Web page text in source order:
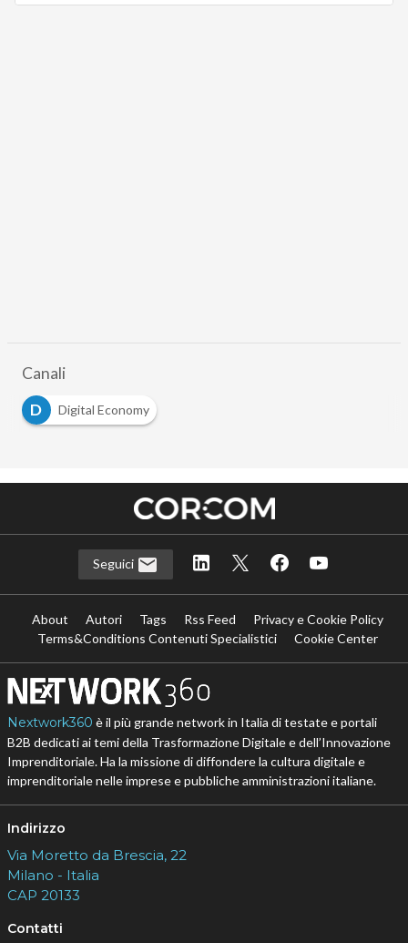
Canali
D
Digital Economy
Seguici
About Autori Tags Rss Feed
Privacy e Cookie Policy
Terms&Conditions Contenuti Specialistici
Cookie Center
Nextwork360 è il più grande network in Italia di testate e portali
B2B dedicati ai temi della Trasformazione Digitale e dell’Innovazione
Imprenditoriale. Ha la missione di diffondere la cultura digitale e
imprenditoriale nelle imprese e pubbliche amministrazioni italiane.
Indirizzo
Via Moretto da Brescia, 22
Milano - Italia
CAP 20133
Contatti